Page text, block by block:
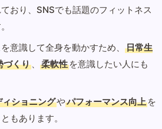
おり、SNSでも話題のフィットネス
意識して全身を動かすため、
日常生
づくり 、 柔軟性 を意識したい人にも
ショニングやパフォーマンス向上 を
もあります。